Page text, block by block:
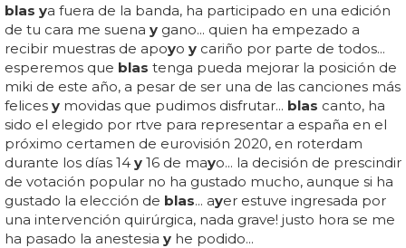
blas ya fuera de la banda, ha participado en una edición
de tu cara me suena y gano... quien ha empezado a
recibir muestras de apoyo y cariño por parte de todos...
esperemos que blas tenga pueda mejorar la posición de
miki de este año, a pesar de ser una de las canciones más
felices y movidas que pudimos disfrutar... blas canto, ha
sido el elegido por rtve para representar a españa en el
próximo certamen de eurovisión 2020, en roterdam
durante los días 14 y 16 de mayo... la decisión de prescindir
de votación popular no ha gustado mucho, aunque si ha
gustado la elección de blas... ayer estuve ingresada por
una intervención quirúrgica, nada grave! justo hora se me
ha pasado la anestesia y he podido...